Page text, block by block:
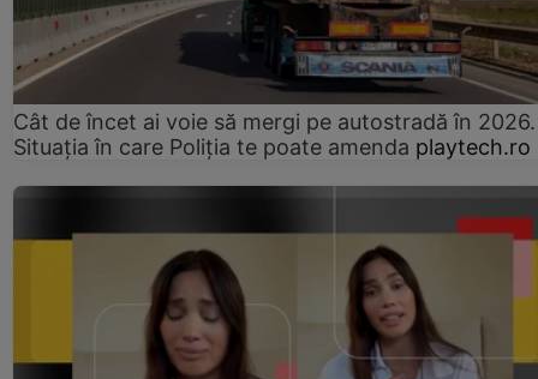
Cât de încet ai voie să mergi pe autostradă în 2026.
Situația în care Poliția te poate amenda playtech.ro